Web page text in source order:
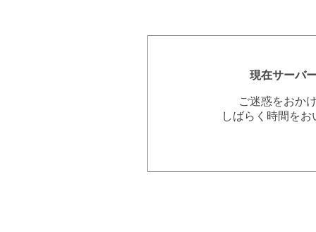
現在サーバ
ご迷惑をおか
しばらく時間を